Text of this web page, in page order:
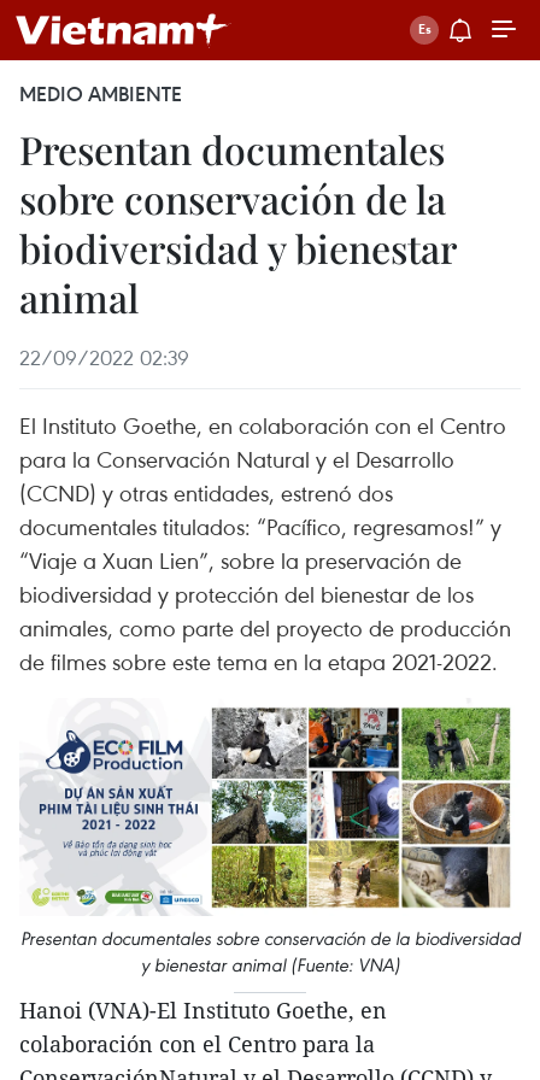
MEDIO AMBIENTE
Presentan documentales
sobre conservación de la
biodiversidad y bienestar
animal
22/09/2022 02:39
El Instituto Goethe, en colaboración con el Centro
para la Conservación Natural y el Desarrollo
(CCND) y otras entidades, estrenó dos
documentales titulados: “Pacífico, regresamos!” y
“Viaje a Xuan Lien”, sobre la preservación de
biodiversidad y protección del bienestar de los
animales, como parte del proyecto de producción
de filmes sobre este tema en la etapa 2021-2022.
Presentan documentales sobre conservación de la biodiversidad
y bienestar animal (Fuente: VNA)
Hanoi (VNA)-El Instituto Goethe, en
colaboración con el Centro para la